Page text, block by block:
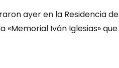
ayer en la Residencia de
Iván Iglesias» que